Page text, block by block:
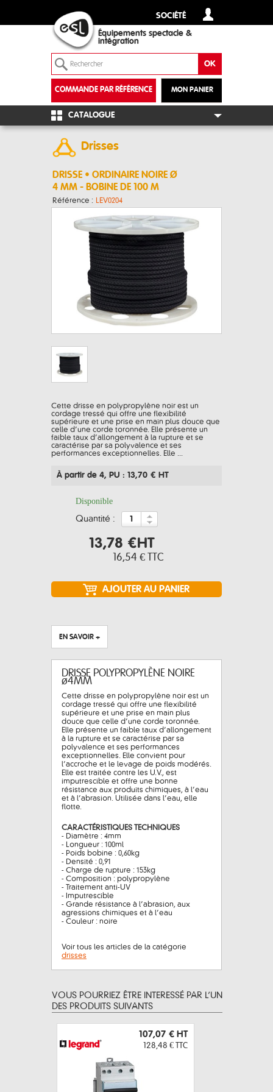
SOCIÉTÉ
Équipements spectacle &
intégration
MON PANIER
COMMANDE PAR RÉFÉRENCE
+
CATALOGUE
Drisses
DRISSE • ORDINAIRE NOIRE Ø
4 MM - BOBINE DE 100 M
Référence : LEV0204
Cette drisse en polypropylène noir est un
cordage tressé qui offre une flexibilité
supérieure et une prise en main plus douce que
celle d’une corde toronnée. Elle présente un
faible taux d’allongement à la rupture et se
caractérise par sa polyvalence et ses
performances exceptionnelles. Elle ...
À partir de 4, PU : 13,70 € HT
Disponible
quantité :
13,78 €HT
16,54 € TTC
EN SAVOIR +
DRISSE POLYPROPYLÈNE NOIRE
ø4MM
Cette drisse en polypropylène noir est un
cordage tressé qui offre une flexibilité
supérieure et une prise en main plus
douce que celle d’une corde toronnée.
Elle présente un faible taux d’allongement
à la rupture et se caractérise par sa
polyvalence et ses performances
exceptionnelles. Elle convient pour
l’accroche et le levage de poids modérés.
Elle est traitée contre les U.V., est
imputrescible et offre une bonne
résistance aux produits chimiques, à l’eau
et à l’abrasion. Utilisée dans l’eau, elle
flotte.
CARACTÉRISTIQUES TECHNIQUES
- Diamètre : 4mm
- Longueur : 100ml
- Poids bobine : 0,60kg
- Densité : 0,91
- Charge de rupture : 153kg
- Composition : polypropylène
- Traitement anti-UV
- Imputrescible
- Grande résistance à l’abrasion, aux
agressions chimiques et à l’eau
- Couleur : noire
Voir tous les articles de la catégorie
drisses
VOUS POURRIEZ ÊTRE INTERESSÉ PAR L’UN
DES PRODUITS SUIVANTS
107,07 € HT
128,48 € TTC